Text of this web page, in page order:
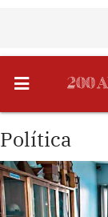
Política